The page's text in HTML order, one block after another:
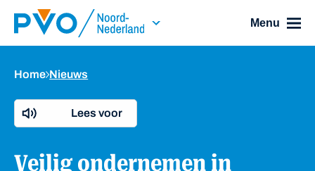
Skip Navigation or Skip to Content
Menu
Home Nieuws
Lees voor
Veilig ondernemen in